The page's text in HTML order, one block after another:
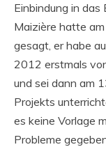
Einbindung in
Maizière hatte am
gesagt, er habe
2012 erstmals
und sei dann am
Projekts
es keine Vorlage
Probleme